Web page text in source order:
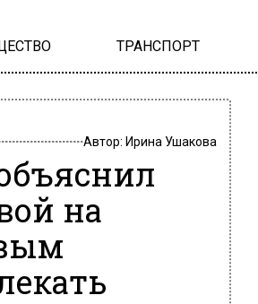
ТРАНСПОРТ
Автор: Ирина Ушакова
на